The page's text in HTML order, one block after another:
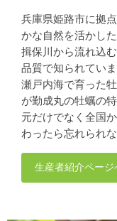
兵庫県姫路市に拠
かな自然を活かし
揖保川から流れ込
品質で知られていま
瀬戸内海で育った
が勤成丸の牡蠣の
元だけでなく全国
わったら忘れられ
生産者紹介ページ